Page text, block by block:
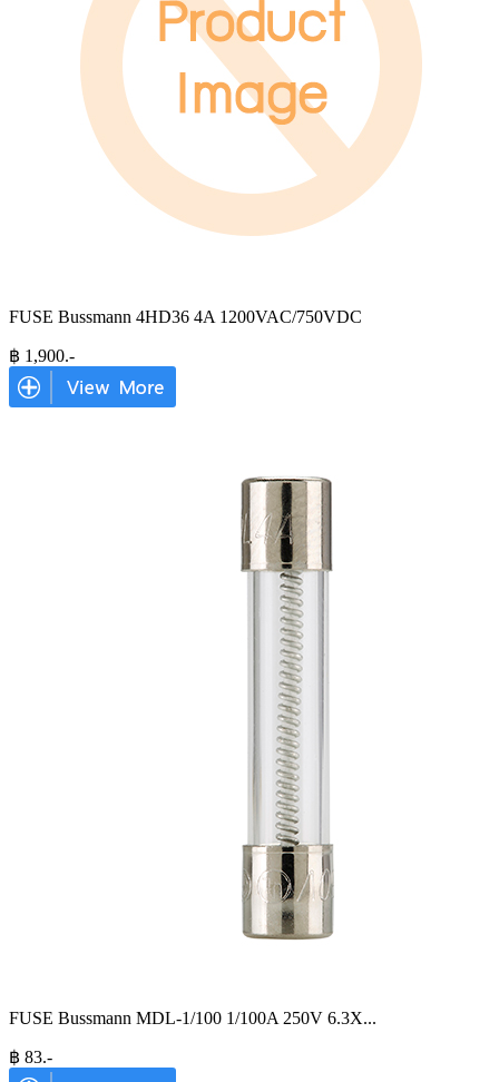
FUSE Bussmann 4HD36 4A 1200VAC/750VDC
฿ 1,900.-
FUSE Bussmann MDL-1/100 1/100A 250V 6.3X...
฿ 83.-